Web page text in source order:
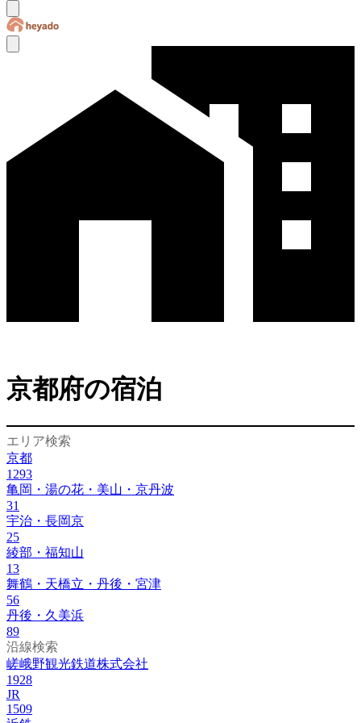
京都府の宿泊
エリア検索
京都
1293
亀岡・湯の花・美山・京丹波
31
宇治・長岡京
25
綾部・福知山
13
舞鶴・天橋立・丹後・宮津
56
丹後・久美浜
89
沿線検索
嵯峨野観光鉄道株式会社
1928
JR
1509